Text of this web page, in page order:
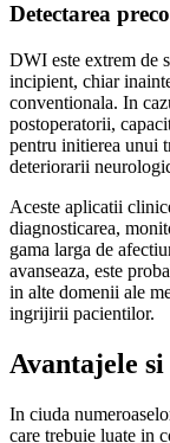
Detectarea
DWI este extrem de
incipient, chiar
conventionala. In
postoperatorii,
pentru initierea unui
deteriorarii
Aceste aplicatii
diagnosticarea,
gama larga de
avanseaza, este
in alte domenii ale
ingrijirii pacientilor.
Avantajele
In ciuda
care trebuie luate in